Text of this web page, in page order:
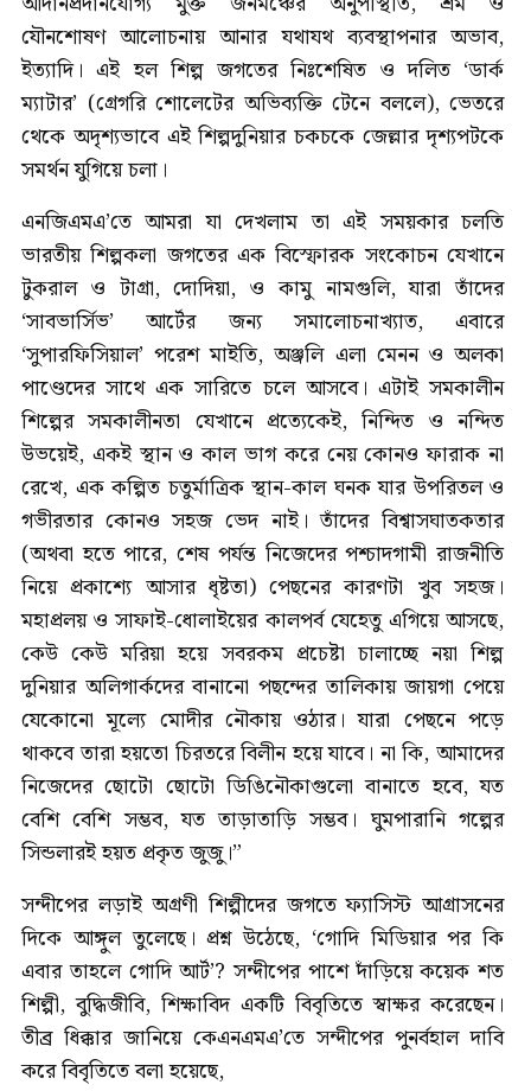
যৌনশোষণ আলোচনায় আনার যথাযথ ব্যবস্থাপনার অভাব,
ইত্যাদি। এই হল শিল্প জগতের নিঃশেষিত ও দলিত ‘ডার্ক
ম্যাটার’ (গ্রেগরি শোলেটের অভিব্যক্তি টেনে বললে), ভেতরে
থেকে অদৃশ্যভাবে এই শিল্পদুনিয়ার চকচকে জেল্লার দৃশ্যপটকে
সমর্থন যুগিয়ে চলা।
এনজিএমএ’তে আমরা যা দেখলাম তা এই সময়কার চলতি
ভারতীয় শিল্পকলা জগতের এক বিস্ফোরক সংকোচন যেখানে
টুকরাল ও টাগ্রা, দোদিয়া, ও কামু নামগুলি, যারা তাঁদের
‘সাবভার্সিভ’ আর্টের জন্য সমালোচনাখ্যাত, এবারে
‘সুপারফিসিয়াল’ পরেশ মাইতি, অঞ্জলি এলা মেনন ও অলকা
পাণ্ডেদের সাথে এক সারিতে চলে আসবে। এটাই সমকালীন
শিল্পের সমকালীনতা যেখানে প্রত্যেকেই, নিন্দিত ও নন্দিত
উভয়েই, একই স্থান ও কাল ভাগ করে নেয় কোনও ফারাক না
রেখে, এক কল্পিত চতুর্মাত্রিক স্থান-কাল ঘনক যার উপরিতল ও
গভীরতার কোনও সহজ ভেদ নাই। তাঁদের বিশ্বাসঘাতকতার
(অথবা হতে পারে, শেষ পর্যন্ত নিজেদের পশ্চাদগামী রাজনীতি
নিয়ে প্রকাশ্যে আসার ধৃষ্টতা) পেছনের কারণটা খুব সহজ।
মহাপ্রলয় ও সাফাই-ধোলাইয়ের কালপর্ব যেহেতু এগিয়ে আসছে,
কেউ কেউ মরিয়া হয়ে সবরকম প্রচেষ্টা চালাচ্ছে নয়া শিল্প
দুনিয়ার অলিগার্কদের বানানো পছন্দের তালিকায় জায়গা পেয়ে
যেকোনো মূল‍্যে মোদীর নৌকায় ওঠার। যারা পেছনে পড়ে
থাকবে তারা হয়তো চিরতরে বিলীন হয়ে যাবে। না কি, আমাদের
নিজেদের ছোটো ছোটো ডিঙিনৌকাগুলো বানাতে হবে, যত
বেশি বেশি সম্ভব, যত তাড়াতাড়ি সম্ভব। ঘুমপারানি গল্পের
সিন্ডলারই হয়ত প্রকৃত জুজু।”
সন্দীপের লড়াই অগ্রণী শিল্পীদের জগতে ফ্যাসিস্ট আগ্রাসনের
দিকে আঙ্গুল তুলেছে। প্রশ্ন উঠেছে, ‘গোদি মিডিয়ার পর কি
এবার তাহলে গোদি আর্ট’? সন্দীপের পাশে দাঁড়িয়ে কয়েক শত
শিল্পী, বুদ্ধিজীবি, শিক্ষাবিদ একটি বিবৃতিতে স্বাক্ষর করেছেন।
তীব্র ধিক্কার জানিয়ে কেএনএমএ’তে সন্দীপের পুনর্বহাল দাবি
করে বিবৃতিতে বলা হয়েছে,